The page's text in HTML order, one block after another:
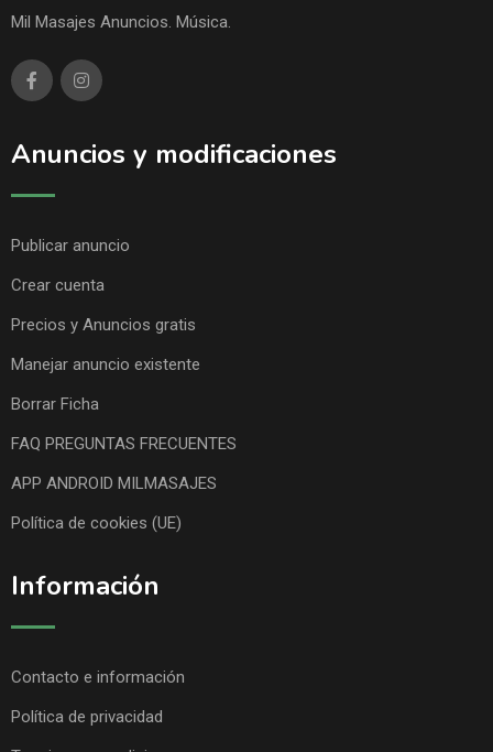
Mil Masajes Anuncios. Música.
Anuncios y modificaciones
Publicar anuncio
Crear cuenta
Precios y Anuncios gratis
Manejar anuncio existente
Borrar Ficha
FAQ PREGUNTAS FRECUENTES
APP ANDROID MILMASAJES
Política de cookies (UE)
Información
Contacto e información
Política de privacidad